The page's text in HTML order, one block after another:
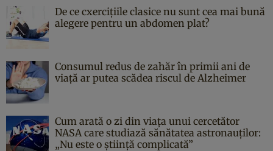
De ce cxercițiile clasice nu sunt cea mai bună
alegere pentru un abdomen plat?
Consumul redus de zahăr în primii ani de
viață ar putea scădea riscul de Alzheimer
Cum arată o zi din viața unui cercetător
NASA care studiază sănătatea astronauților:
„Nu este o știință complicată”